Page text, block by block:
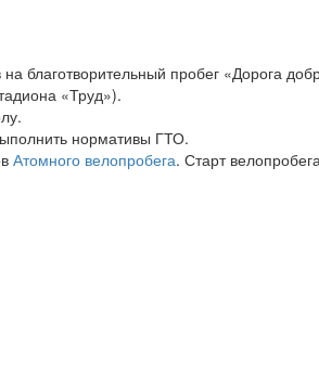
благотворительный пробег «Дорога
«Труд»).
нормативы ГТО.
Атомного велопробега. Старт